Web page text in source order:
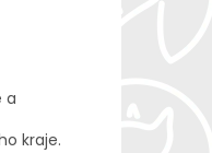
a
kraje.